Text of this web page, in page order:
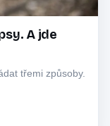
A jde
třemi způsoby.